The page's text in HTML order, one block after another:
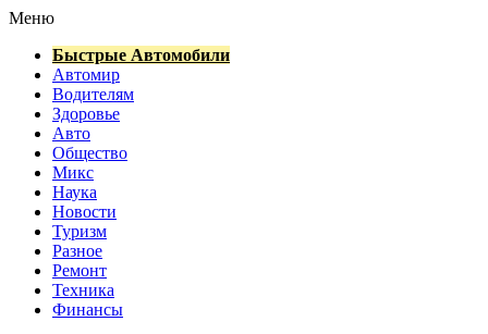
Меню
Быстрые Автомобили
Автомир
Водителям
Здоровье
Авто
Общество
Микс
Наука
Новости
Туризм
Разное
Ремонт
Техника
Финансы